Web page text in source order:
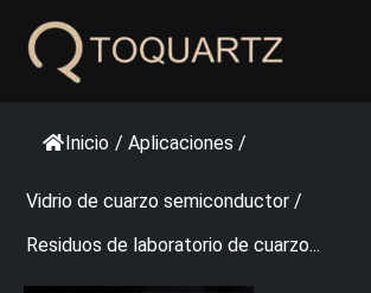
contenido
Inicio / Aplicaciones /
Vidrio de cuarzo semiconductor /
Residuos de laboratorio de cuarzo...